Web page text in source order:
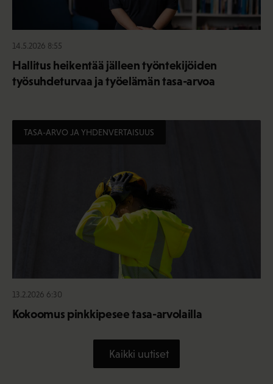
14.5.2026 8:55
Hallitus heikentää jälleen työntekijöiden
työsuhdeturvaa ja työelämän tasa-arvoa
TASA-ARVO JA YHDENVERTAISUUS
13.2.2026 6:30
Kokoomus pinkkipesee tasa-arvolailla
Kaikki uutiset